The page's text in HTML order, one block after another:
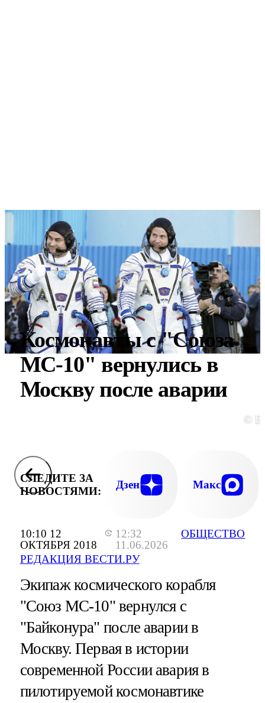
10:10 12
ОКТЯБРЯ 2018
12:32
11.06.2026
РЕДАКЦИЯ ВЕСТИ.РУ
ОБЩЕСТВО
Космонавты с "Союза
МС-10" вернулись в
Москву после аварии
©
СЛЕДИТЕ ЗА
НОВОСТЯМИ:
Дзен Макс
Экипаж космического корабля
"Союз МС-10" вернулся с
"Байконура" после аварии в
Москву. Первая в истории
современной России авария в
пилотируемой космонавтике